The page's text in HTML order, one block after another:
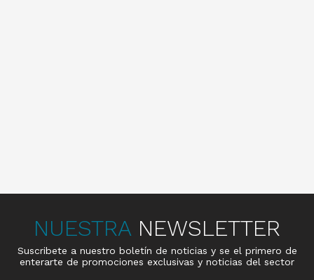
NUESTRA NEWSLETTER
Suscribete a nuestro boletín de noticias y se el primero de
enterarte de promociones exclusivas y noticias del sector